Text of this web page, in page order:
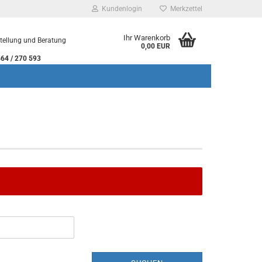
Kundenlogin Merkzettel
und Beratung
/ 270 593
Ihr Warenkorb
0,00 EUR